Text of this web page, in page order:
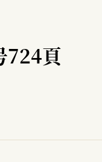
724頁